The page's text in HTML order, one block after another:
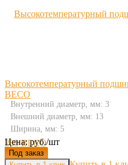
Высокотемпературный
BECO
Внутренний диаметр, мм: 3
Внешний диаметр, мм: 13
Ширина, мм: 5
Цена: руб./шт
Под заказ